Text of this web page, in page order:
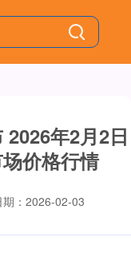
年2月2日
价格行情
期：2026-02-03